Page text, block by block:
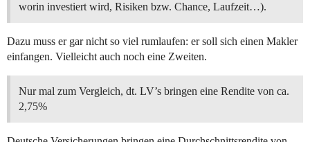
worin investiert wird, Risiken bzw. Chance, Laufzeit…).
Dazu muss er gar nicht so viel rumlaufen: er soll sich einen Makler
einfangen. Vielleicht auch noch eine Zweiten.
Nur mal zum Vergleich, dt. LV’s bringen eine Rendite von ca.
2,75%